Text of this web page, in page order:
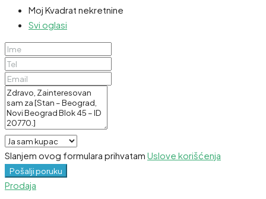
Moj Kvadrat nekretnine
Svi oglasi
Slanjem ovog formulara prihvatam Uslove korišćenja
Pošalji poruku
Prodaja